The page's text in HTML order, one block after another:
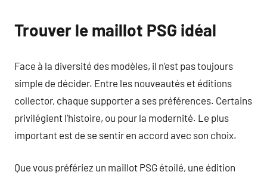
Trouver le maillot PSG idéal
Face à la diversité des modèles, il n’est pas toujours
simple de décider. Entre les nouveautés et éditions
collector, chaque supporter a ses préférences. Certains
privilégient l’histoire, ou pour la modernité. Le plus
important est de se sentir en accord avec son choix.
Que vous préfériez un maillot PSG étoilé, une édition